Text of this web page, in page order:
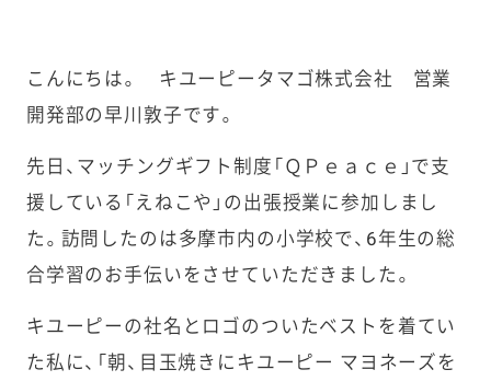
こんにちは。 キユーピータマゴ株式会社 営業
開発部の早川敦子です。
先日、マッチングギフト制度「ＱＰｅａｃｅ」で支
援している「えねこや」の出張授業に参加しまし
た。訪問したのは多摩市内の小学校で、6年生の総
合学習のお手伝いをさせていただきました。
キユーピーの社名とロゴのついたベストを着てい
た私に、「朝、目玉焼きにキユーピー マヨネーズを